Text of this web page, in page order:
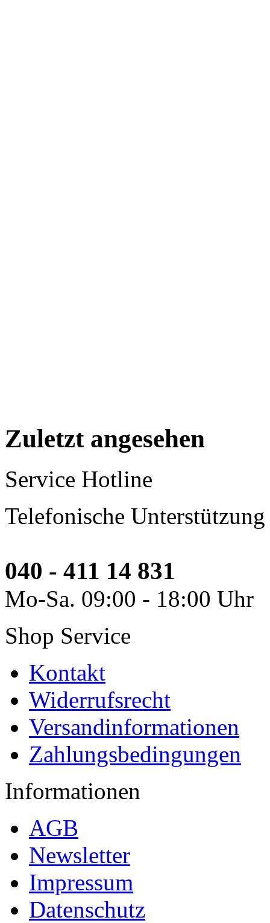
Zuletzt angesehen
Service Hotline
Telefonische
040 - 411 14 831
Mo-Sa. 09:00 - 18:00 Uhr
Shop Service
Kontakt
Widerrufsrecht
Versandinformationen
Zahlungsbedingungen
Informationen
AGB
Newsletter
Impressum
Datenschutz